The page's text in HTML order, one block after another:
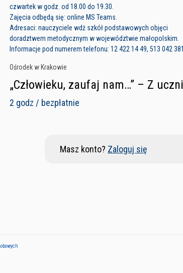
czwartek w godz. od 18.00 do 19.30.
Zajęcia odbędą się: online MS Teams.
Adresaci: nauczyciele wdż szkół podstawowych objęci
doradztwem metodycznym w województwie małopolskim.
Informacje pod numerem telefonu: 12 422 14 49, 513 042 381.
Ośrodek w Krakowie
„Człowieku, zaufaj nam…” – Z
2 godz / bezpłatnie
Masz konto? Zaloguj się